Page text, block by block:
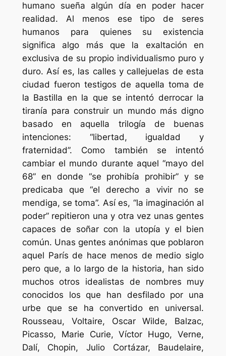
humano sueña algún día en poder hacer
realidad. Al menos ese tipo de seres
humanos para quienes su existencia
significa algo más que la exaltación en
exclusiva de su propio individualismo puro y
duro. Así es, las calles y callejuelas de esta
ciudad fueron testigos de aquella toma de
la Bastilla en la que se intentó derrocar la
tiranía para construir un mundo más digno
basado en aquella trilogía de buenas
intenciones: “libertad, igualdad y
fraternidad”. Como también se intentó
cambiar el mundo durante aquel “mayo del
68” en donde “se prohibía prohibir” y se
predicaba que “el derecho a vivir no se
mendiga, se toma”. Así es, “la imaginación al
poder” repitieron una y otra vez unas gentes
capaces de soñar con la utopía y el bien
común. Unas gentes anónimas que poblaron
aquel París de hace menos de medio siglo
pero que, a lo largo de la historia, han sido
muchos otros idealistas de nombres muy
conocidos los que han desfilado por una
urbe que se ha convertido en universal.
Rousseau, Voltaire, Oscar Wilde, Balzac,
Picasso, Marie Curie, Víctor Hugo, Verne,
Dalí, Chopin, Julio Cortázar, Baudelaire,